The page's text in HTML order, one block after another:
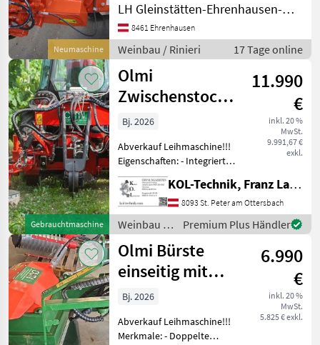
Neumaschine
verstellbarer Kopf, *
Hydrauliköl
Eigenversorgung, *
Gelenkwelle mit
Scherbolzen,
*Automatischer Feint
LH Gleinstätten-Ehrenhausen-Wies reg. Gen.m.b.H. - Ehrenhausen
8461 Ehrenhausen
Weinbau / Rinieri 17 Tage online
Gebrauchtmaschine
Olmi
Zwischenstockfräse
zweiseitig
11.990
€
inkl. 20 %
MwSt.
9.991,67 €
exkl.
Bj. 2026
Abverkauf Leihmaschine!!!
Eigenschaften: - Integriertes
Hydrauliksystem - Sensor
für präzises Arbeiten
zwischen Rebstöcken - Zwei
hydraulisch kippbare
Scheib
KOL-Technik, Franz Lampl-Küssner
8093 St. Peter am Ottersbach
Weinbau /
Olmi
Premium Plus Händler
Olmi Bürste
einseitig mit
Happy Plant
System
6.990
€
inkl. 20 %
MwSt.
5.825 € exkl.
Bj. 2026
Abverkauf Leihmaschine!!!
Merkmale: - Doppelte